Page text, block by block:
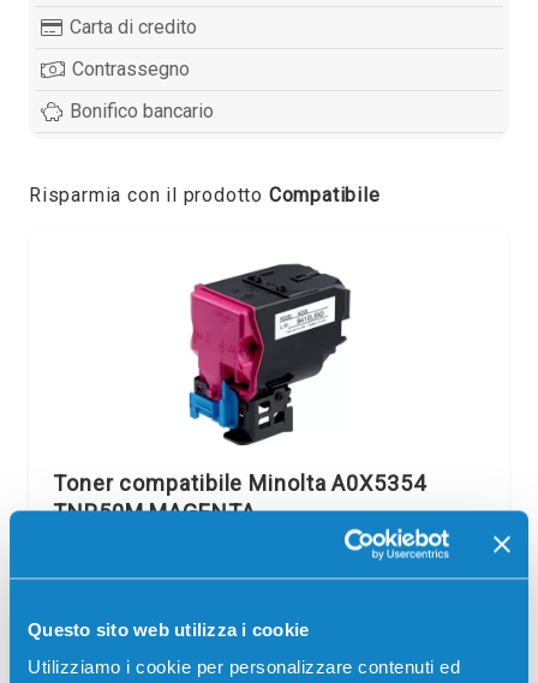
Questo sito web utilizza i cookie
Utilizziamo i cookie per personalizzare contenuti ed
Carta di credito
Contrassegno
Bonifico bancario
Risparmia con il prodotto Compatibile
Toner compatibile Minolta A0X5354
TNP50M MAGENTA
Toner compatibile Minolta A0X5354 TNP50M MAGENTA